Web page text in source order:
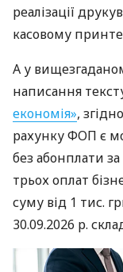
реалізації
касовому
А у
написання
економія»,
рахунку ФОП є
без абонплати
трьох оплат
суму від 1 тис.
30.09.2026 р.